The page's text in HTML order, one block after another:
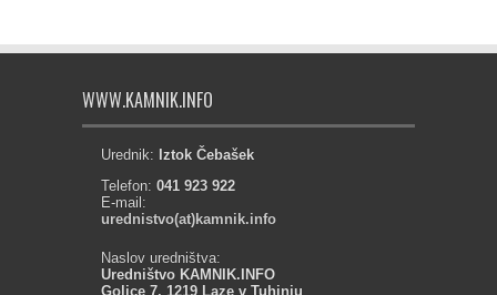
WWW.KAMNIK.INFO
Urednik: Iztok Čebašek
Telefon: 041 923 922
E-mail:
urednistvo(at)kamnik.info
Naslov uredništva:
Uredništvo KAMNIK.INFO
Golice 7, 1219 Laze v Tuhinju